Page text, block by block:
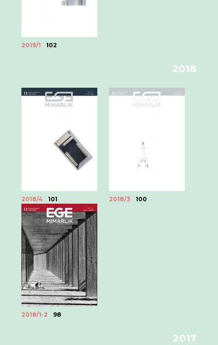
2017
2018
2018/4 101 2018/3 100
2018/1-2 98
2019/1 102